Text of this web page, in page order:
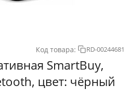
Код товара: RD-00244681
SmartBuy,
цвет: чёрный